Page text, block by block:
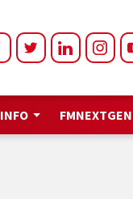
INFO FMNEXTGEN